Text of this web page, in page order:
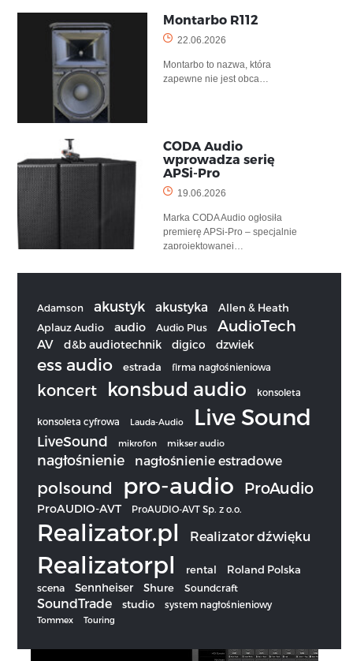
Montarbo R112
22.06.2026
Montarbo to nazwa, która
zapewne nie jest obca…
CODA Audio
wprowadza serię
APSi-Pro
19.06.2026
Marka CODA Audio ogłosiła
premierę APSi-Pro – specjalnie
zaprojektowanej…
Adamson akustyk akustyka Allen & Heath
Aplauz Audio audio Audio Plus AudioTech
AV d&b audiotechnik digico dzwiek
ess audio estrada firma nagłośnieniowa
koncert konsbud audio konsoleta
konsoleta cyfrowa Lauda-Audio Live Sound
LiveSound mikrofon mikser audio
nagłośnienie nagłośnienie estradowe
polsound pro-audio ProAudio
ProAUDIO-AVT ProAUDIO-AVT Sp. z o.o.
Realizator.pl Realizator dźwięku
Realizatorpl rental Roland Polska
scena Sennheiser Shure Soundcraft
SoundTrade studio system nagłośnieniowy
Tommex Touring